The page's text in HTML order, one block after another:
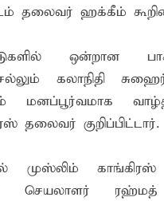
தலைவர் ஹக்கீம்
ஒன்றான
கலாநிதி
தலைவர் குறிப்பிட்டார்.
முஸ்லிம்
செயலாளர் ரஹ்மத்